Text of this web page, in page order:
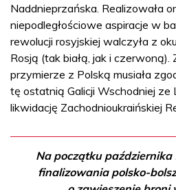
Naddnieprzańska. Realizowała
niepodległościowe aspiracje w
rewolucji rosyjskiej walczyła z
Rosją (tak białą, jak i czerwoną).
przymierze z Polską musiała
tę ostatnią Galicji Wschodniej ze
likwidację Zachodnioukraińskiej
Na początku października
finalizowania polsko-